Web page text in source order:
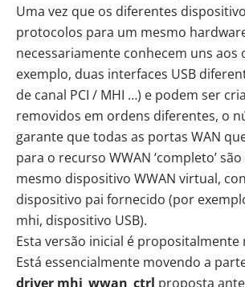
Uma vez que os diferentes
protocolos para um mesmo
necessariamente conhecem uns
exemplo, duas interfaces USB
de canal PCI / MHI …) e podem ser
removidos em ordens diferentes, o
garante que todas as portas WAN
para o recurso WWAN ‘completo’
mesmo dispositivo WWAN virtual,
dispositivo pai fornecido (por
mhi, dispositivo USB).
Esta versão inicial é propositalmente
Está essencialmente movendo a
driver mhi_wwan_ctrl proposta